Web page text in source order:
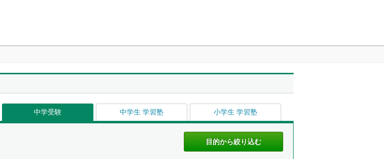
中学受験 中学生 学習塾 小学生 学習塾